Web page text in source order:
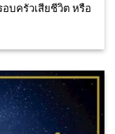
บครัวเสียชีวิต หรือ